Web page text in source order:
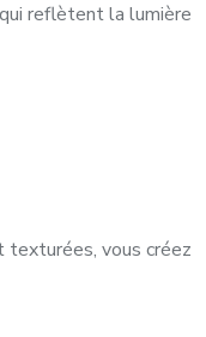
reflètent la lumière
vous créez